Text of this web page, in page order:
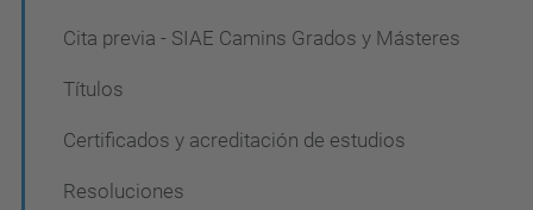
Cita previa - SIAE Camins Grados y Másteres
Títulos
Certificados y acreditación de estudios
Resoluciones